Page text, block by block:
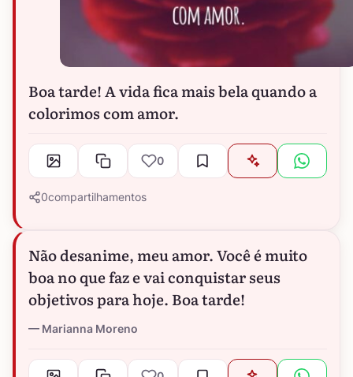
Boa tarde! A vida fica mais bela quando a
colorimos com amor.
0
0compartilhamentos
Não desanime, meu amor. Você é muito
boa no que faz e vai conquistar seus
objetivos para hoje. Boa tarde!
Marianna Moreno